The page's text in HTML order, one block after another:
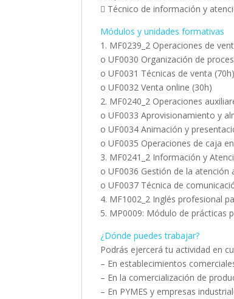
 Técnico de información y
Módulos y unidades formativas
1. MF0239_2 Operaciones de
o UF0030 Organización de
o UF0031 Técnicas de venta (70h)
o UF0032 Venta online (30h)
2. MF0240_2 Operaciones
o UF0033 Aprovisionamiento y
o UF0034 Animación y
o UF0035 Operaciones de caja
3. MF0241_2 Información y
o UF0036 Gestión de la
o UF0037 Técnica de
4. MF1002_2 Inglés profesional
5. MP0009: Módulo de prácticas
¿Dónde puedes trabajar?
Podrás ejercerá tu actividad en
– En establecimientos
– En la comercialización de
– En PYMES y empresas